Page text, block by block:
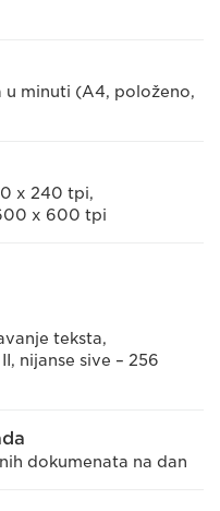
u minuti (A4, položeno,
x 240 tpi,
x 600 tpi
teksta,
nijanse sive – 256
dokumenata na dan